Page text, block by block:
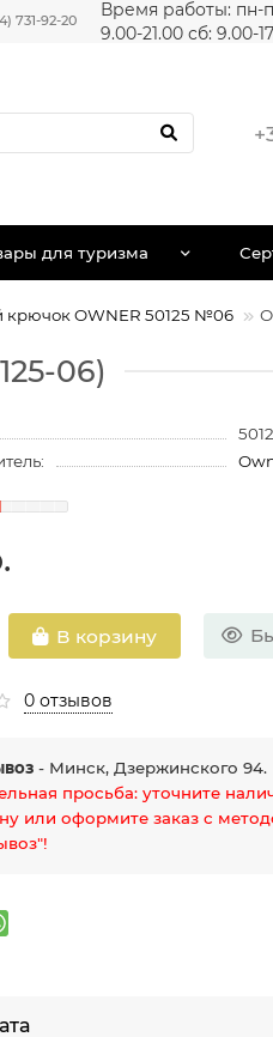
731-92-20
Время работы: пн-
9.00-21.00 сб: 9.00-
для туризма
OWNER 50125 №06
06)
В корзину
0 отзывов
- Минск, Дзержинского 94.
просьба: уточните
или оформите заказ с